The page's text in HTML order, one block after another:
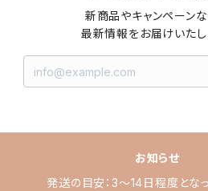
新商品やキャンペーン
最新情報をお届けいたし
お知らせ
発送の目安：3～14日程度となっ